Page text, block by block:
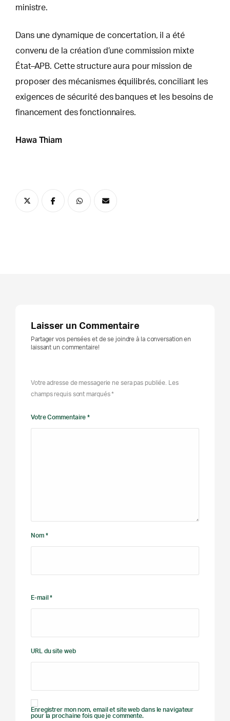
ministre.
Dans une dynamique de concertation, il a été
convenu de la création d’une commission mixte
État–APB. Cette structure aura pour mission de
proposer des mécanismes équilibrés, conciliant les
exigences de sécurité des banques et les besoins de
financement des fonctionnaires.
Hawa Thiam
Laisser un Commentaire
Partager vos pensées et de se joindre à la conversation en
laissant un commentaire!
Votre adresse de messagerie ne sera pas publiée. Les
champs requis sont marqués *
Votre Commentaire *
Nom *
E-mail *
URL du site web
Enregistrer mon nom, email et site web dans le navigateur
pour la prochaine fois que je commente.